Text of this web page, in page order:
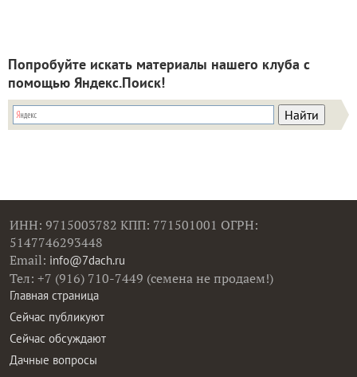
Попробуйте искать материалы нашего клуба с
помощью Яндекс.Поиск!
ИНН: 9715003782 КПП: 771501001 ОГРН:
5147746293448
Email: info@7dach.ru
Тел: +7 (916) 710-7449 (семена не продаем!)
Главная страница
Сейчас публикуют
Сейчас обсуждают
Дачные вопросы